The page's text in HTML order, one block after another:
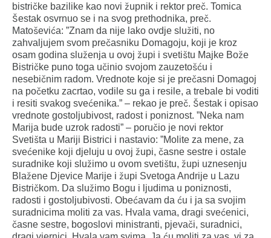
bistričke bazilike kao novi župnik i rektor preč. Tomica
Šestak osvrnuo se i na svog prethodnika, preč.
Matoševića: ”Znam da nije lako ovdje služiti, no
zahvaljujem svom prečasniku Domagoju, koji je kroz
osam godina služenja u ovoj župi i svetištu Majke Bože
Bistričke puno toga učinio svojom zauzetošću i
nesebičnim radom. Vrednote koje si je prečasni Domagoj
na početku zacrtao, vodile su ga i resile, a trebale bi voditi
i resiti svakog svećenika.” – rekao je preč. Šestak i opisao
vrednote gostoljubivost, radost i poniznost. ”Neka nam
Marija bude uzrok radosti” – poručio je novi rektor
Svetišta u Mariji Bistrici i nastavio: ”Molite za mene, za
svećenike koji djeluju u ovoj župi, časne sestre i ostale
suradnike koji služimo u ovom svetištu, župi uznesenju
Blažene Djevice Marije i župi Svetoga Andrije u Lazu
Bistričkom. Da služimo Bogu i ljudima u poniznosti,
radosti i gostoljubivosti. Obećavam da ću i ja sa svojim
suradnicima moliti za vas. Hvala vama, dragi svećenici,
časne sestre, bogoslovi ministranti, pjevači, suradnici,